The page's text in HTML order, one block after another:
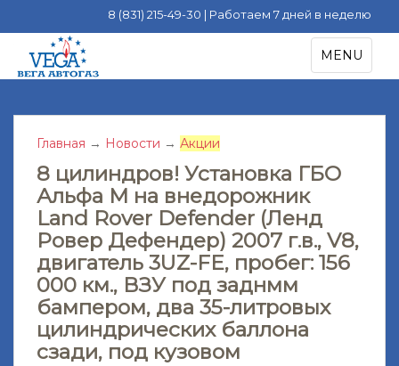
8 (831) 215-49-30 | Работаем 7 дней в неделю
i
TOGGLE
MENU
Главная → Новости → Акции
8 цилиндров! Установка ГБО
Альфа М на внедорожник
Land Rover Defender (Ленд
Ровер Дефендер) 2007 г.в., V8,
двигатель 3UZ-FE, пробег: 156
000 км., ВЗУ под заднмм
бампером, два 35-литровых
цилиндрических баллона
сзади, под кузовом